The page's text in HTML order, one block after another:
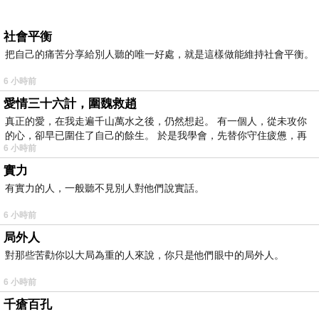
社會平衡
把自己的痛苦分享給別人聽的唯一好處，就是這樣做能維持社會平衡。
6 小時前
愛情三十六計，圍魏救趙
真正的愛，在我走遍千山萬水之後，仍然想起。 有一個人，從未攻你
的心，卻早已圍住了自己的餘生。 於是我學會，先替你守住疲憊，再
6 小時前
實力
有實力的人，一般聽不見別人對他們說實話。
6 小時前
局外人
對那些苦勸你以大局為重的人來說，你只是他們眼中的局外人。
6 小時前
千瘡百孔